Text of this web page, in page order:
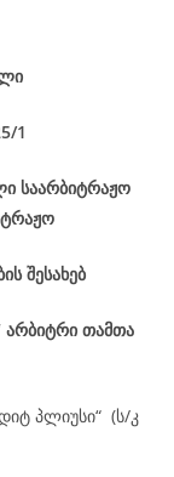
/1
საარბიტრაჟო
შესახებ
არბიტრი თამთა
პლიუსი“ (ს/კ